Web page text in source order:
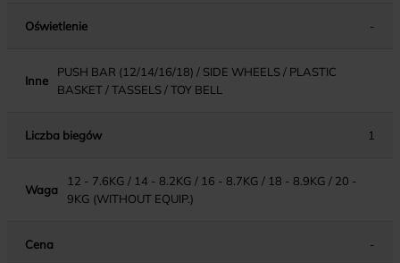
Oświetlenie -
Inne
PUSH BAR (12/14/16/18) / SIDE WHEELS / PLASTIC
BASKET / TASSELS / TOY BELL
Liczba biegów 1
Waga
12 - 7.6KG / 14 - 8.2KG / 16 - 8.7KG / 18 - 8.9KG / 20 -
9KG (WITHOUT EQUIP.)
Cena -